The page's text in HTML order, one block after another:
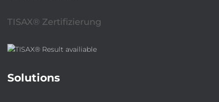
TISAX® Zertifizierung
Solutions